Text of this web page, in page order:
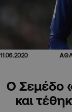
11.06.2020
Ο Σεμέδο
και